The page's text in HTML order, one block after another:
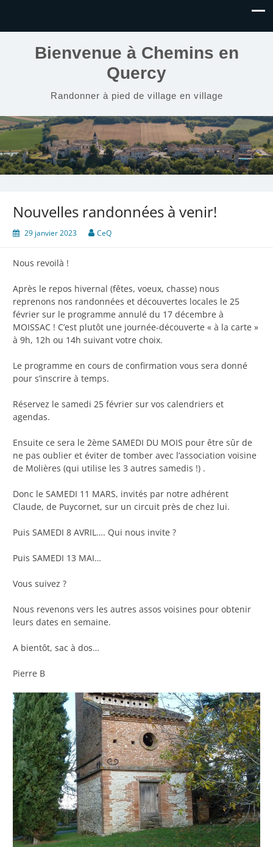
Bienvenue à Chemins en
Quercy
Randonner à pied de village en village
Nouvelles randonnées à venir!
29 janvier 2023 CeQ
Nous revoilà !
Après le repos hivernal (fêtes, voeux, chasse) nous
reprenons nos randonnées et découvertes locales le 25
février sur le programme annulé du 17 décembre à
MOISSAC ! C’est plutôt une journée-découverte « à la carte »
à 9h, 12h ou 14h suivant votre choix.
Le programme en cours de confirmation vous sera donné
pour s’inscrire à temps.
Réservez le samedi 25 février sur vos calendriers et
agendas.
Ensuite ce sera le 2ème SAMEDI DU MOIS pour être sûr de
ne pas oublier et éviter de tomber avec l’association voisine
de Molières (qui utilise les 3 autres samedis !) .
Donc le SAMEDI 11 MARS, invités par notre adhérent
Claude, de Puycornet, sur un circuit près de chez lui.
Puis SAMEDI 8 AVRIL…. Qui nous invite ?
Puis SAMEDI 13 MAI…
Vous suivez ?
Nous revenons vers les autres assos voisines pour obtenir
leurs dates en semaine.
A bientôt, sac à dos…
Pierre B